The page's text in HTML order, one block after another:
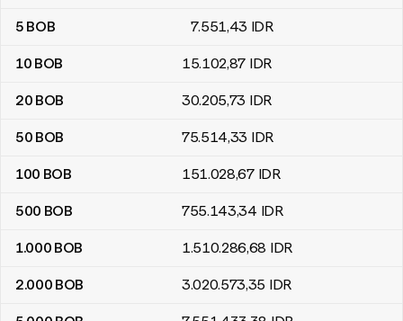
5 BOB 7.551,43 IDR
10 BOB 15.102,87 IDR
20 BOB 30.205,73 IDR
50 BOB 75.514,33 IDR
100 BOB 151.028,67 IDR
500 BOB 755.143,34 IDR
1.000 BOB 1.510.286,68 IDR
2.000 BOB 3.020.573,35 IDR